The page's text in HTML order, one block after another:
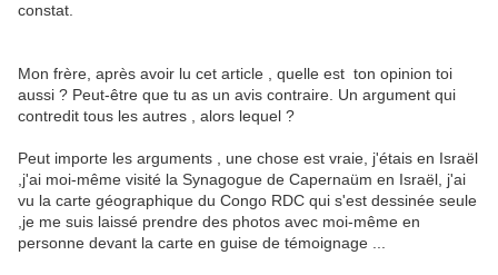
constat.
Mon frère, après avoir lu cet article , quelle est ton opinion toi
aussi ? Peut-être que tu as un avis contraire. Un argument qui
contredit tous les autres , alors lequel ?
Peut importe les arguments , une chose est vraie, j'étais en Israël
,j'ai moi-même visité la Synagogue de Capernaüm en Israël, j'ai
vu la carte géographique du Congo RDC qui s'est dessinée seule
,je me suis laissé prendre des photos avec moi-même en
personne devant la carte en guise de témoignage ...